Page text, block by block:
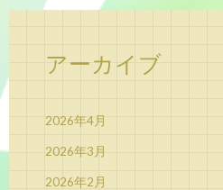
アーカイブ
2026年4月
2026年3月
2026年2月